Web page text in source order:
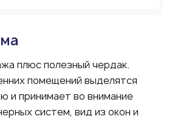
плюс полезный чердак.
помещений выделятся
и принимает во внимание
систем, вид из окон и